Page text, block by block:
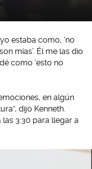
estaba como, ‘no
mías’. Él me las dio
como ‘esto no
en algún
dijo Kenneth.
3:30 para llegar a